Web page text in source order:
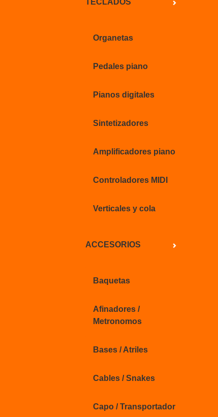
TECLADOS
Organetas
Pedales piano
Pianos digitales
Sintetizadores
Amplificadores piano
Controladores MIDI
Verticales y cola
ACCESORIOS
Baquetas
Afinadores /
Metronomos
Bases / Atriles
Cables / Snakes
Capo / Transportador